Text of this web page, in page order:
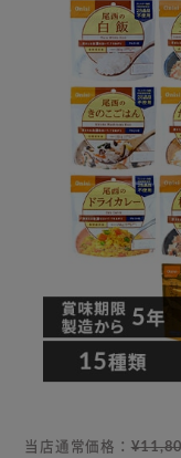
当店通常価格：
※ご確認く
カートに入